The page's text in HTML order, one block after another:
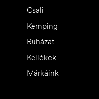
Csali
Kemping
Ruházat
Kellékek
Márkáink